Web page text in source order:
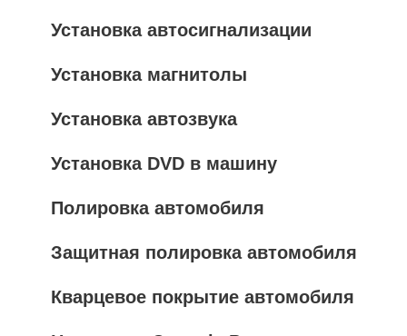
Установка автосигнализации
Установка магнитолы
Установка автозвука
Установка DVD в машину
Полировка автомобиля
Защитная полировка автомобиля
Кварцевое покрытие автомобиля